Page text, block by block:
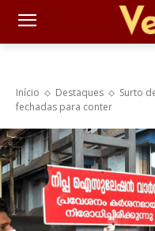
Início Destaques
Surto
fechadas para conter